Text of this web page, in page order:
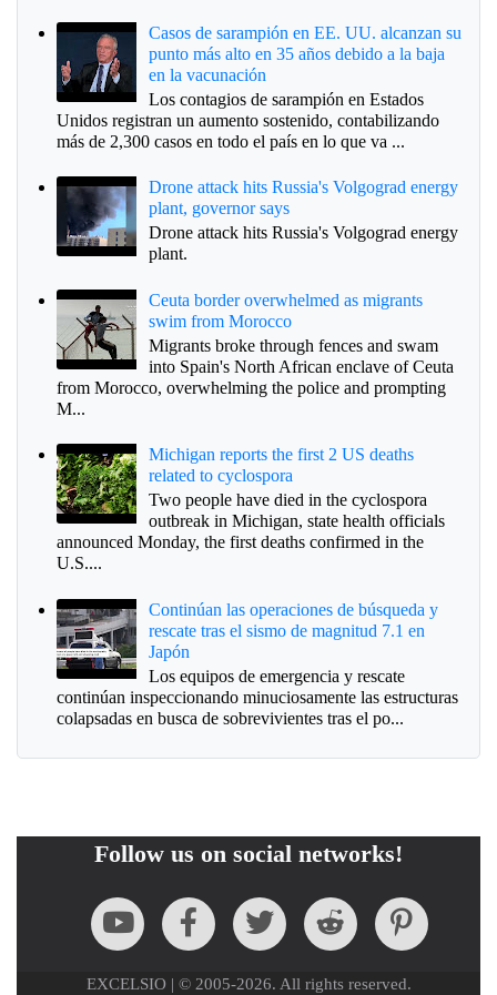
Casos de sarampión en EE. UU. alcanzan su
punto más alto en 35 años debido a la baja
en la vacunación
Los contagios de sarampión en Estados
Unidos registran un aumento sostenido, contabilizando
más de 2,300 casos en todo el país en lo que va ...
Drone attack hits Russia's Volgograd energy
plant, governor says
Drone attack hits Russia's Volgograd energy
plant.
Ceuta border overwhelmed as migrants
swim from Morocco
Migrants broke through fences and swam
into Spain's North African enclave of Ceuta
from Morocco, overwhelming the police and prompting
M...
Michigan reports the first 2 US deaths
related to cyclospora
Two people have died in the cyclospora
outbreak in Michigan, state health officials
announced Monday, the first deaths confirmed in the
U.S....
Continúan las operaciones de búsqueda y
rescate tras el sismo de magnitud 7.1 en
Japón
Los equipos de emergencia y rescate
continúan inspeccionando minuciosamente las estructuras
colapsadas en busca de sobrevivientes tras el po...
Follow us on social networks!
EXCELSIO | © 2005-2026. All rights reserved.